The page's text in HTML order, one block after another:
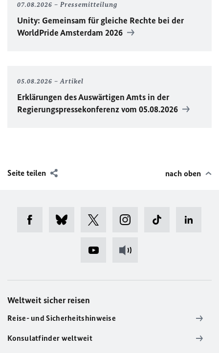
07.08.2026 Pressemitteilung
Unity: Gemeinsam für gleiche Rechte bei der
WorldPrideAmsterdam 2026
05.08.2026 Artikel
Erklärungen des Auswärtigen Amts in der
Regierungspressekonferenz vom 05.08.2026
Seite teilen nach oben
Weltweit sicher reisen
Reise- und Sicherheitshinweise
Konsulatfinder weltweit